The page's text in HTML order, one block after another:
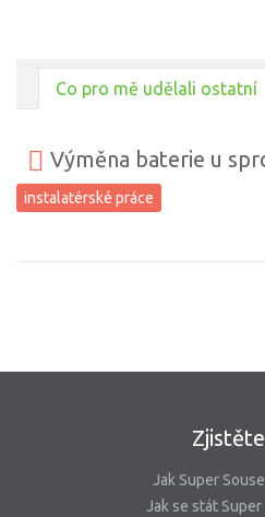
Co pro mě udělali ostatní
Výměna baterie u
instalatérské práce
Jak Super
Jak se stát Super